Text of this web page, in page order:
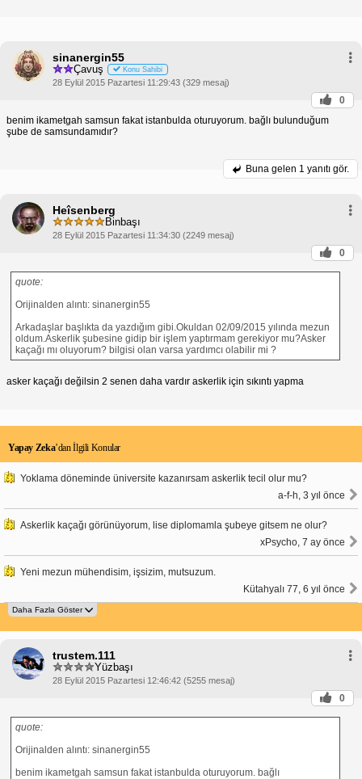
sinanergin55
Çavuş Konu Sahibi
28 Eylül 2015 Pazartesi 11:29:43 (329 mesaj)
0
benim ikametgah samsun fakat istanbulda oturuyorum. bağlı bulunduğum
şube de samsundamıdır?
Buna gelen 1 yanıtı gör.
Heîsenberg
Binbaşı
28 Eylül 2015 Pazartesi 11:34:30 (2249 mesaj)
0
quote:
Orijinalden alıntı: sinanergin55
Arkadaşlar başlıkta da yazdığım gibi.Okuldan 02/09/2015 yılında mezun
oldum.Askerlik şubesine gidip bir işlem yaptırmam gerekiyor mu?Asker
kaçağı mı oluyorum? bilgisi olan varsa yardımcı olabilir mi ?
asker kaçağı değilsin 2 senen daha vardır askerlik için sıkıntı yapma
Yapay Zeka’dan İlgili Konular
Yoklama döneminde üniversite kazanırsam askerlik tecil olur mu?
a-f-h, 3 yıl önce
Askerlik kaçağı görünüyorum, lise diplomamla şubeye gitsem ne olur?
xPsycho, 7 ay önce
Yeni mezun mühendisim, işsizim, mutsuzum.
Kütahyalı 77, 6 yıl önce
trustem.111
Yüzbaşı
28 Eylül 2015 Pazartesi 12:46:42 (5255 mesaj)
0
quote:
Orijinalden alıntı: sinanergin55
benim ikametgah samsun fakat istanbulda oturuyorum. bağlı